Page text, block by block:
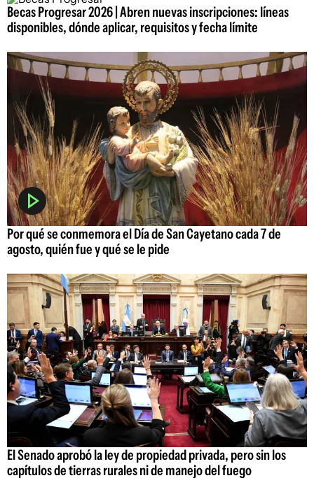
Becas Progresar 2026 | Abren nuevas inscripciones: líneas
disponibles, dónde aplicar, requisitos y fecha límite
Por qué se conmemora el Día de San Cayetano cada 7 de
agosto, quién fue y qué se le pide
El Senado aprobó la ley de propiedad privada, pero sin los
capítulos de tierras rurales ni de manejo del fuego